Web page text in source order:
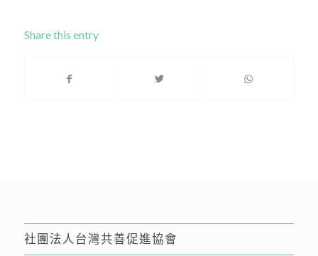
Share this entry
社團法人台灣共善促進協會